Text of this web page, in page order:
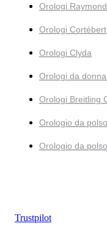
Orologi
Orologi Cortébert
Orologi Clyda
Orologi da
Orologi Breitling
Orologio da
Orologio da
Trustpilot